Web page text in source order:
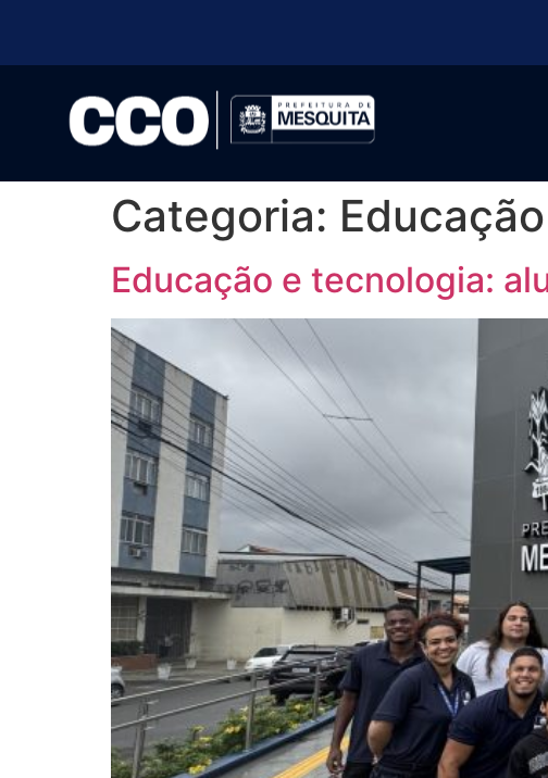
Categoria: Educação
Educação e tecnologia: